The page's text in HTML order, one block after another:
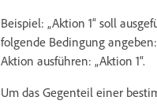
Beispiel: „Aktion 1“ soll
folgende Bedingung
Aktion ausführen: „Aktion 1“.
Um das Gegenteil einer